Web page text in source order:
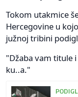
Tokom utakmice
Hercegovine u
južnoj tribini
"Džaba vam titule
ku..a."